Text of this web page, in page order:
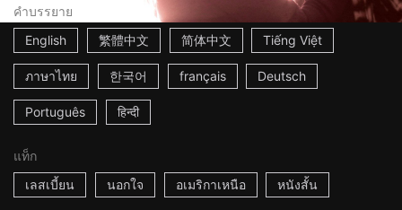
คำบรรยาย
English
繁體中文 简体中文 Tiếng Việt
ภาษาไทย 한국어 français Deutsch
Português हिन्दी
แท็ก
เลสเบี้ยน
นอกใจ อเมริกาเหนือ หนังสั้น